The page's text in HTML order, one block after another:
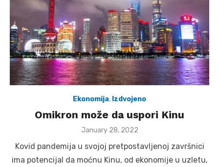
Ekonomija, Izdvojeno
Omikron može da uspori Kinu
Posted
January 28, 2022
Kovid pandemija u svojoj pretpostavljenoj završnici
ima potencijal da moćnu Kinu, od ekonomije u uzletu,